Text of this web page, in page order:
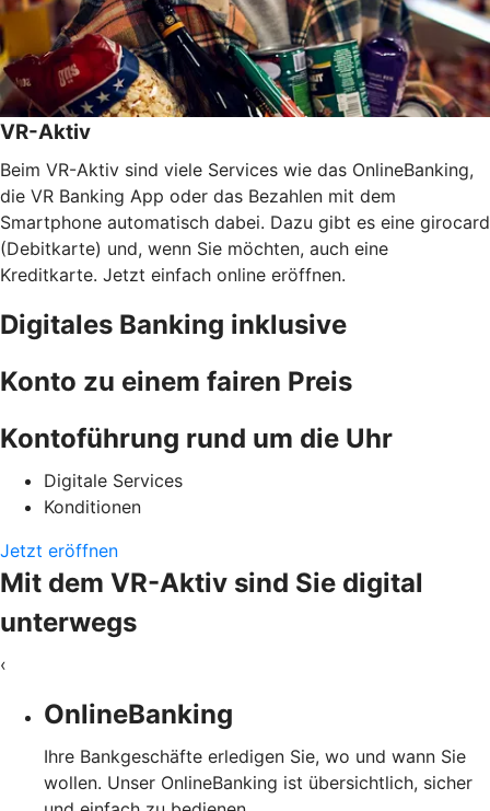
VR-Aktiv
Beim VR-Aktiv sind viele Services wie das OnlineBanking,
die VR Banking App oder das Bezahlen mit dem
Smartphone automatisch dabei. Dazu gibt es eine girocard
(Debitkarte) und, wenn Sie möchten, auch eine
Kreditkarte. Jetzt einfach online eröffnen.
Digitales Banking inklusive
Konto zu einem fairen Preis
Kontoführung rund um die Uhr
Digitale Services
Konditionen
Jetzt eröffnen
Mit dem VR-Aktiv sind Sie digital
unterwegs
‹
OnlineBanking
Ihre Bankgeschäfte erledigen Sie, wo und wann Sie
wollen. Unser OnlineBanking ist übersichtlich, sicher